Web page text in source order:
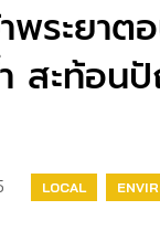
พระยาต
สะท้อน
LOCAL